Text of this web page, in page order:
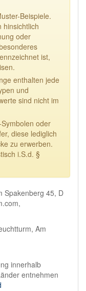
Beispiele.
hinsichtlich
oder
ist,
enthalten jede
und
sind nicht im
oder
diese lediglich
zu erwerben.
i.S.d. §
Spakenberg 45, D
Am
innerhalb
entnehmen